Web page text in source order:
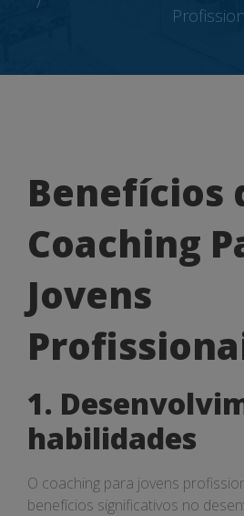
Benefícios
do
Coaching
Para
Jovens
Profissionais
Benefícios
Coaching
Jovens
1.
habilidades
O coaching para jovens
benefícios significativos no